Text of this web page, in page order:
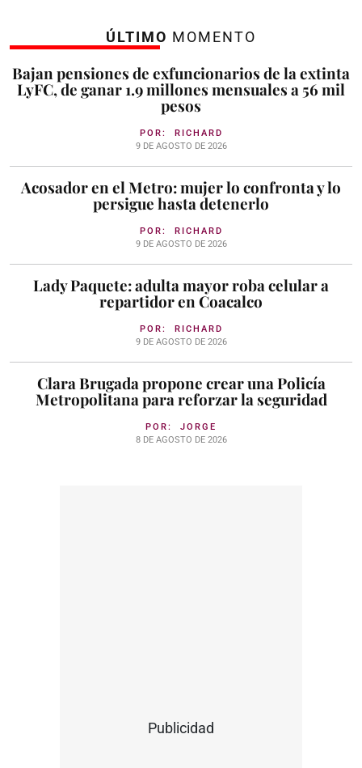
ÚLTIMO MOMENTO
Bajan pensiones de exfuncionarios de la extinta
LyFC, de ganar 1.9 millones mensuales a 56 mil
pesos
POR: RICHARD
9 DE AGOSTO DE 2026
Acosador en el Metro: mujer lo confronta y lo
persigue hasta detenerlo
POR: RICHARD
9 DE AGOSTO DE 2026
Lady Paquete: adulta mayor roba celular a
repartidor en Coacalco
POR: RICHARD
9 DE AGOSTO DE 2026
Clara Brugada propone crear una Policía
Metropolitana para reforzar la seguridad
POR: JORGE
8 DE AGOSTO DE 2026
Publicidad